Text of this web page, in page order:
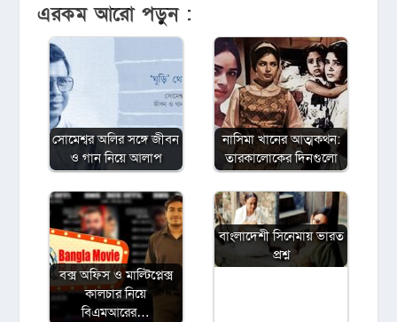
এরকম আরো পড়ুন :
সোমেশ্বর অলির সঙ্গে জীবন
ও গান নিয়ে আলাপ
নাসিমা খানের আত্মকথন:
তারকালোকের দিনগুলো
বক্স অফিস ও মাল্টিপ্লেক্স
কালচার নিয়ে
বিএমআরের…
বাংলাদেশী সিনেমায় ভারত
প্রশ্ন